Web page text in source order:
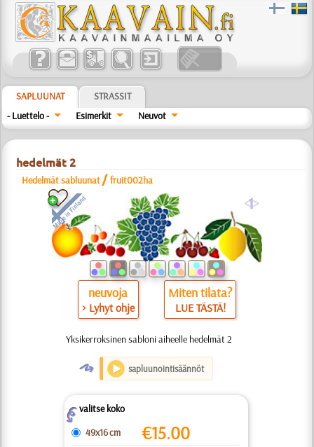
SAPLUUNAT
STRASSIT
- Luettelo -
Esimerkit Neuvot
hedelmät 2
Hedelmät sabluunat /fruit002ha
a
neuvoja
> Lyhyt ohje
Miten tilata?
LUE TÄSTÄ!
Yksikerroksinen sabloni aiheelle hedelmät 2
O sapluunointisäännöt
Zvalitse koko
49x16 cm
€15.00